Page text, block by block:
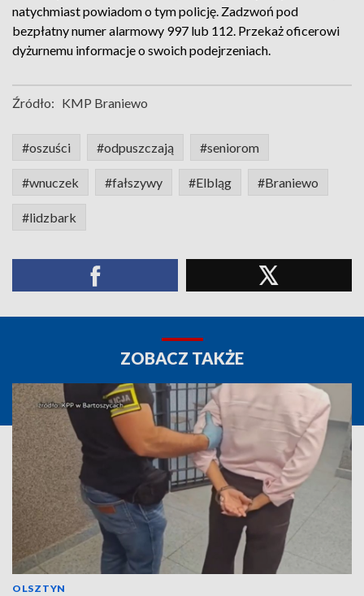
natychmiast powiadom o tym policję. Zadzwoń pod
bezpłatny numer alarmowy 997 lub 112. Przekaż oficerowi
dyżurnemu informacje o swoich podejrzeniach.
Źródło: KMP Braniewo
#oszuści #odpuszczają #seniorom
#wnuczek #fałszywy #Elbląg #Braniewo
#lidzbark
ZOBACZ TAKŻE
OLSZTYN